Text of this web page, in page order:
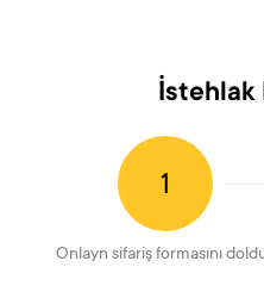
İstehlak
1
Onlayn sifariş formasını